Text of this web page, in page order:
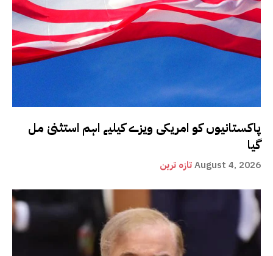
پاکستانیوں کو امریکی ویزے کیلیے اہم استثنیٰ مل
گیا
تازہ ترینAugust 4, 2026